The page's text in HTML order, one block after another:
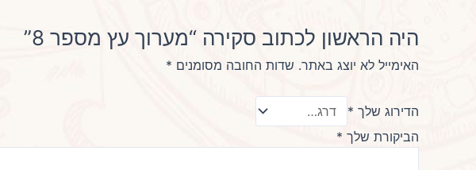
היה הראשון לכתוב סקירה “מערוך עץ מספר 8”
האימייל לא יוצג באתר. שדות החובה מסומנים *
הדירוג שלך *
הביקורת שלך *